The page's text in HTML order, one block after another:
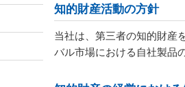
知的財産活動の方針
当社は、第三者の知的財産
バル市場における自社製品